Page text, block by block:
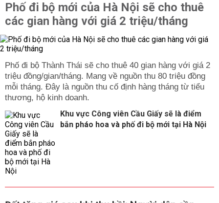
Phố đi bộ mới của Hà Nội sẽ cho thuê
các gian hàng với giá 2 triệu/tháng
Phố đi bộ Thành Thái sẽ cho thuê 40 gian hàng với giá 2
triệu đồng/gian/tháng. Mang về nguồn thu 80 triệu đồng
mỗi tháng. Đây là nguồn thu cố định hàng tháng từ tiểu
thương, hộ kinh doanh.
Khu vực Công viên Cầu Giấy sẽ là điểm
bắn pháo hoa và phố đi bộ mới tại Hà Nội